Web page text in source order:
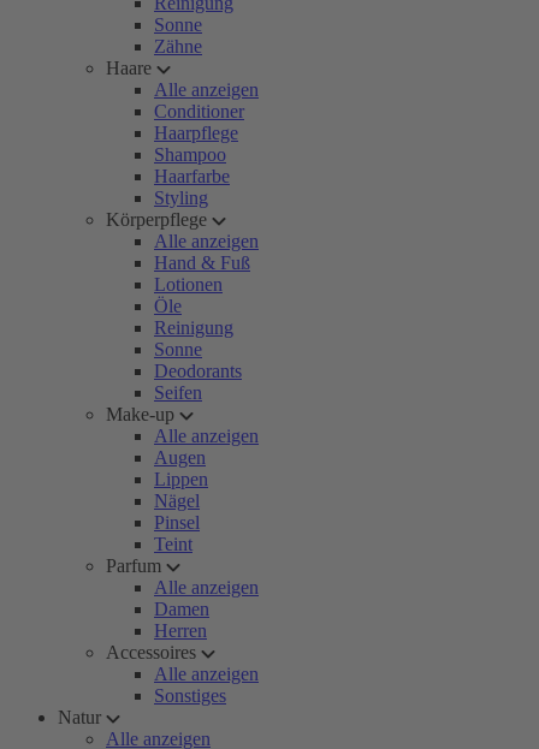
Sonne
Zähne
Haare
Alle anzeigen
Conditioner
Haarpflege
Shampoo
Haarfarbe
Styling
Körperpflege
Alle anzeigen
Hand & Fuß
Lotionen
Öle
Reinigung
Sonne
Deodorants
Seifen
Make-up
Alle anzeigen
Augen
Lippen
Nägel
Pinsel
Teint
Parfum
Alle anzeigen
Damen
Herren
Accessoires
Alle anzeigen
Sonstiges
Natur
Alle anzeigen